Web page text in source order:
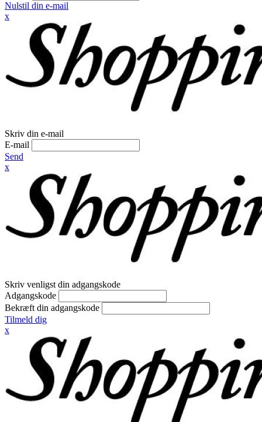
Nulstil din e-mail
x
Skriv din e-mail
E-mail
Send
x
Skriv venligst din adgangskode
Adgangskode
Bekræft din adgangskode
Tilmeld dig
x